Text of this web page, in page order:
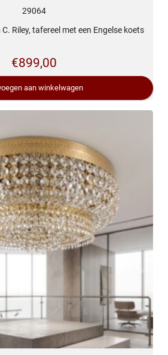
29064
Riley, tafereel met een Engelse koets
€899,00
aan winkelwagen